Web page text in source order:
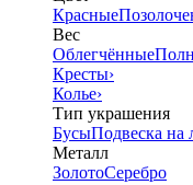
Красные
Вес
Облегчённые
Кресты›
Колье›
Тип украшения
БусыПодвеска на
Металл
ЗолотоСеребро